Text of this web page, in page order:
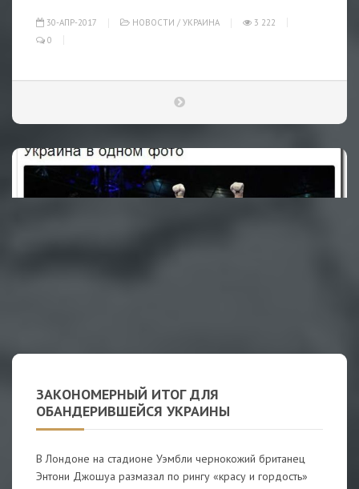
30-АПР-2017 НОВОСТИ / УКРАИНА
3 222
0
ЗАКОНОМЕРНЫЙ ИТОГ ДЛЯ
ОБАНДЕРИВШЕЙСЯ УКРАИНЫ
В Лондоне на стадионе Уэмбли чернокожий британец
Энтони Джошуа размазал по рингу «красу и гордость»